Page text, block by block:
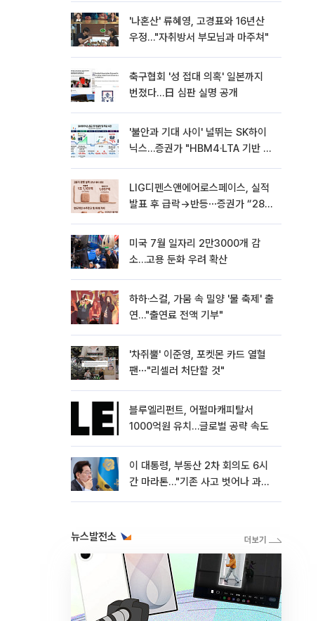
'나혼산' 류혜영, 고경표와 16년산
우정…"자취방서 부모님과 마주쳐"
축구협회 '성 접대 의혹' 일본까지
번졌다…日 심판 실명 공개
'불안과 기대 사이' 널뛰는 SK하이
닉스…증권가 "HBM4·LTA 기반 펀
LIG디펜스앤에어로스페이스, 실적
발표 후 급락→반등⋯증권가 “28년
미국 7월 일자리 2만3000개 감
소…고용 둔화 우려 확산
하하·스컬, 가뭄 속 밀양 '물 축제' 출
연…"출연료 전액 기부"
'차쥐뿔' 이준영, 포켓몬 카드 열혈
팬⋯"리셀러 처단할 것"
블루엘리펀트, 어펄마캐피탈서
1000억원 유치…글로벌 공략 속도
이 대통령, 부동산 2차 회의도 6시
간 마라톤…"기존 사고 벗어나 과감
뉴스발전소